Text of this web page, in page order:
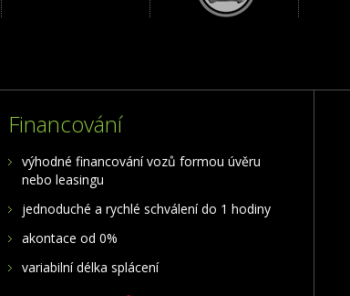
Financování
výhodné financování vozů formou úvěru
nebo leasingu
jednoduché a rychlé schválení do 1 hodiny
akontace od 0%
variabilní délka splácení